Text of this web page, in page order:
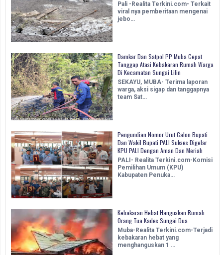
Pali -Realita Terkini.com- Terkait
viral nya pemberitaan mengenai
jebo…
Damkar Dan Satpol PP Muba Cepat
Tanggap Atasi Kebakaran Rumah Warga
Di Kecamatan Sungai Lilin
SEKAYU, MUBA- Terima laporan
warga, aksi sigap dan tanggapnya
team Sat…
Pengundian Nomor Urut Calon Bupati
Dan Wakil Bupati PALI Sukses Digelar
KPU PALI Dengan Aman Dan Meriah
PALI- Realita Terkini.com-Komisi
Pemilihan Umum (KPU)
Kabupaten Penuka…
Kebakaran Hebat Hanguskan Rumah
Orang Tua Kades Sungai Dua
Muba-Realita Terkini.com-Terjadi
kebakaran hebat yang
menghanguskan 1 …